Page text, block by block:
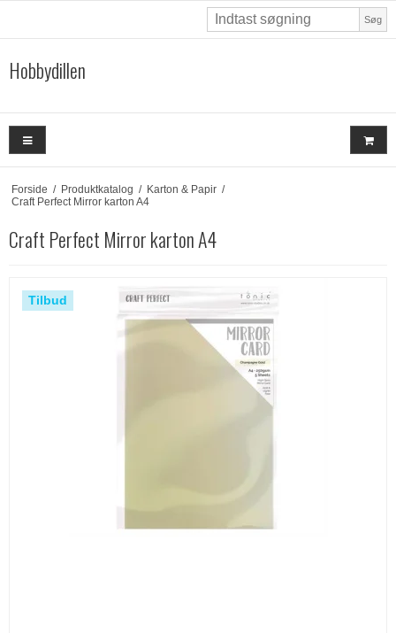
Søg
Hobbydillen
Forside / Produktkatalog / Karton & Papir /
Craft Perfect Mirror karton A4
Craft Perfect Mirror karton A4
Tilbud